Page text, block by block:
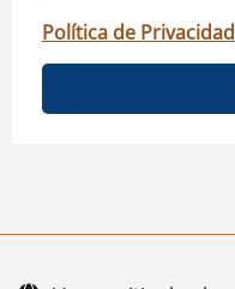
Política de Privacidad